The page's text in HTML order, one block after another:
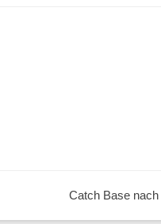
Catch Base nach